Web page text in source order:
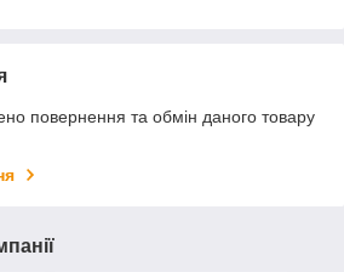
повернення та обмін даного товару